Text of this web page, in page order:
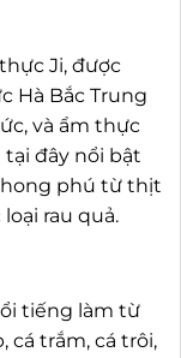
Ji, được
Hà Bắc Trung
và ẩm thực
tại đây nổi bật
phú từ thịt
rau quả.
tiếng làm từ
cá trắm, cá trôi,